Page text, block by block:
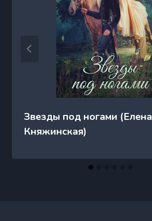
Звезды под ногами (Елена
Княжинская)